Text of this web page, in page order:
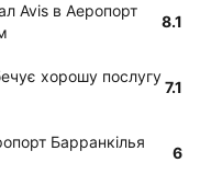
Avis в Аеропорт
8.1
хорошу послугу
7.1
Барранкілья
6